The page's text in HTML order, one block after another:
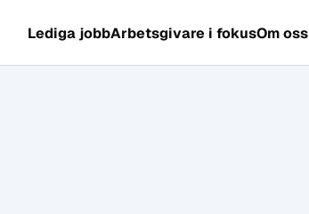
Lediga jobbArbetsgivare i fokusOm oss